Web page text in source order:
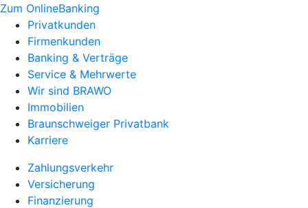
Zum OnlineBanking
Privatkunden
Firmenkunden
Banking & Verträge
Service & Mehrwerte
Wir sind BRAWO
Immobilien
Braunschweiger Privatbank
Karriere
Zahlungsverkehr
Versicherung
Finanzierung